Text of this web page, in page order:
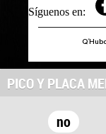
Síguenos en:
PICO Y PLACA
no